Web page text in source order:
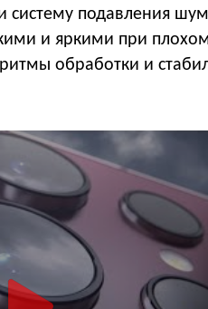
подавления
и яркими при
обработки и